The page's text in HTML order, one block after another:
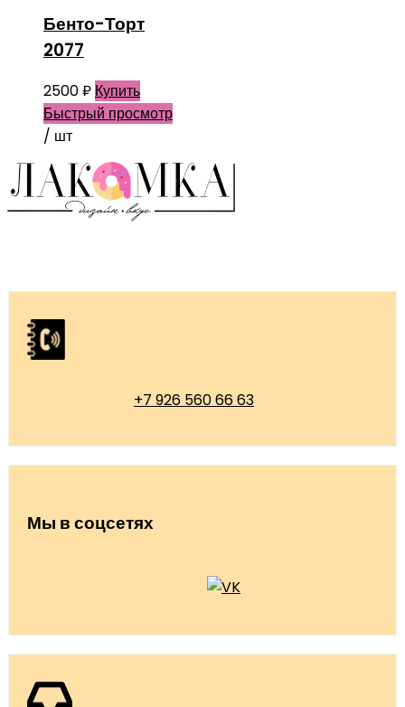
Бенто-Торт
2077
2500₽ Купить
Быстрый просмотр
/ шт
+7 926 560 66 63
Мы в соцсетях